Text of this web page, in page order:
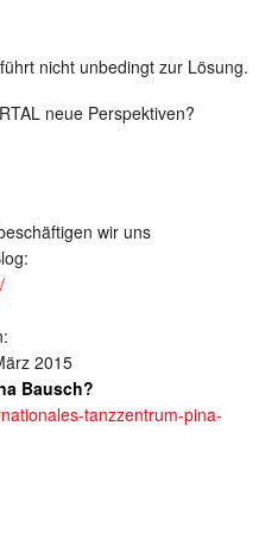
nicht unbedingt zur Lösung.
neue Perspektiven?
wir uns
2015
Bausch?
tanzzentrum-pina-